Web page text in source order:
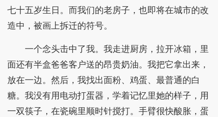
七十五岁生日。而我们的老房子，也即将在城市的改
造中，被画上拆迁的符号。
一个念头击中了我。我走进厨房，拉开冰箱，里
面还有半盒爸爸客户送的昂贵奶油。我把它拿出来，
放在一边。然后，我找出面粉、鸡蛋、最普通的白
糖。我没有用电动打蛋器，学着记忆里她的样子，用
一双筷子，在瓷碗里顺时针搅打。手臂很快酸胀，蛋